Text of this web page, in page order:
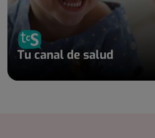
Tu canal de salud